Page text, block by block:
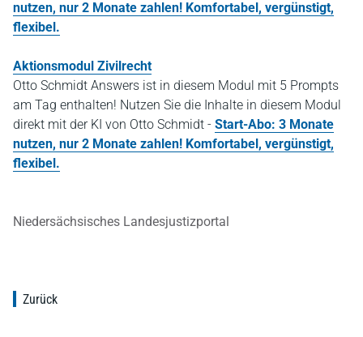
nutzen, nur 2 Monate zahlen! Komfortabel, vergünstigt,
flexibel.
Aktionsmodul Zivilrecht
Otto Schmidt Answers ist in diesem Modul mit 5 Prompts
am Tag enthalten! Nutzen Sie die Inhalte in diesem Modul
direkt mit der KI von Otto Schmidt - Start-Abo: 3 Monate
nutzen, nur 2 Monate zahlen! Komfortabel, vergünstigt,
flexibel.
Niedersächsisches Landesjustizportal
Zurück